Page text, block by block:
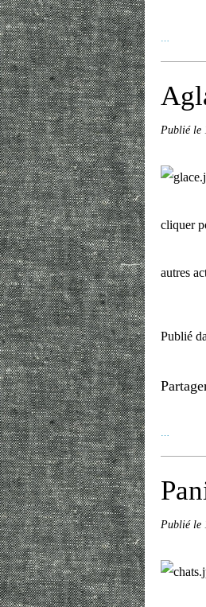
Publié le
cliquer
autres
Publié
Publié le